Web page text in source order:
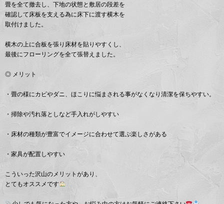
畳を全て撤去し、下地の状態と敷居の段差を
確認して床板を支える為に床下に渡す横木を
取付けました。
横木の上に合板を張り床材を貼りやすくし、
最後にフローリングを全て張替えました。
◎ メリット
・畳の様にカビやダニ、ほこりに悩まされる事がなくなり清潔を保ちやすい。
・掃除や汚れ落としなど手入れがしやすい
・床材の種類が豊富でイメージに合わせて選ぶ楽しさがある
・家具が配置しやすい
こういった沢山のメリットがあり、
とてもオススメです